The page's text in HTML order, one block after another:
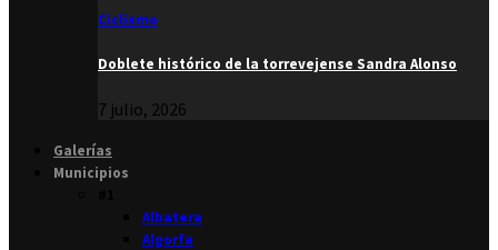
Ciclismo
Doblete histórico de la torrevejense Sandra Alonso
7 julio, 2026
Galerías
Municipios
Albatera
Algorfa